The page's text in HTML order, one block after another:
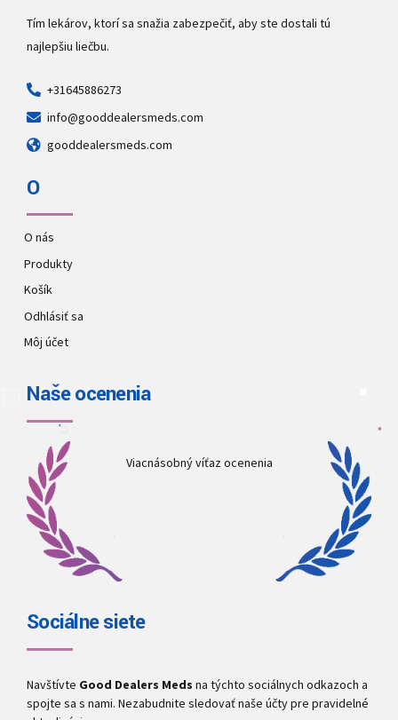
Tím lekárov, ktorí sa snažia zabezpečiť, aby ste dostali tú
najlepšiu liečbu.
+31645886273
info@gooddealersmeds.com
gooddealersmeds.com
O
O nás
Produkty
Košík
Odhlásiť sa
Môj účet
Naše ocenenia
Viacnásobný víťaz ocenenia
Sociálne siete
Navštívte Good Dealers Meds na týchto sociálnych odkazoch a
spojte sa s nami. Nezabudnite sledovať naše účty pre pravidelné